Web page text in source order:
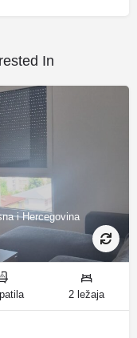
In
i Hercegovina
2 ležaja